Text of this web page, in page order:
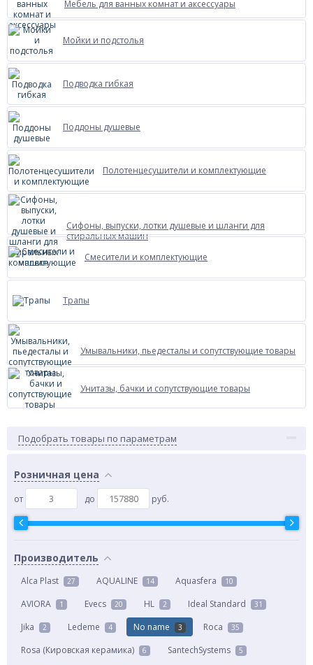
Мебель для ванных комнат и аксессуары
Мойки и подстолья
Подводка гибкая
Поддоны душевые
Полотенцесушители и комплектующие
Сифоны, выпуски, лотки душевые и шланги для
стиральных машин
Смесители и комплектующие
Трапы
Умывальники, пьедесталы и сопутствующие товары
Унитазы, бачки и сопутствующие товары
Подобрать товары по параметрам
Розничная цена
от до руб.
Производитель
Alca Plast 27 AQUALINE 14 Aquasfera 10
AVIORA 1 Evecs 20 HL 2 Ideal Standard 31
Jika 2 Ledeme 4 No name 3 Roca 35
Rosa (Кировская керамика) 6 SantechSystems 5